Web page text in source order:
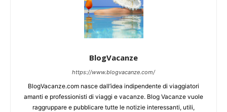
BlogVacanze
https://www.blogvacanze.com/
BlogVacanze.com nasce dall’idea indipendente di viaggiatori
amanti e professionisti di viaggi e vacanze. Blog Vacanze vuole
raggruppare e pubblicare tutte le notizie interessanti, utili,